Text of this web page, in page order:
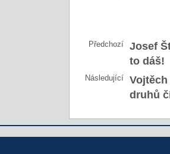
Předchozí
Josef
to dáš!
Následující
Vojtěch
druhů